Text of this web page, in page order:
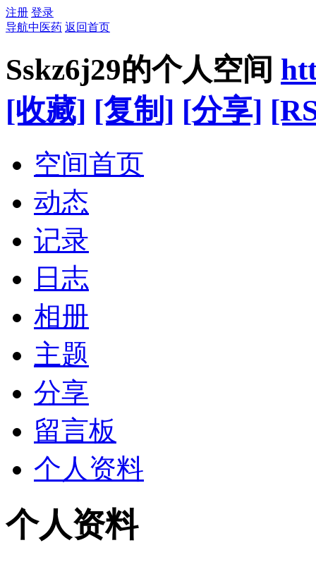
注册 登录
导航中医药 返回首页
Sskz6j29的个人空间
[收藏] [复制] [分享]
空间首页
动态
记录
日志
相册
主题
分享
留言板
个人资料
个人资料